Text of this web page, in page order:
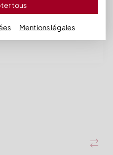
tous
Mentions légales